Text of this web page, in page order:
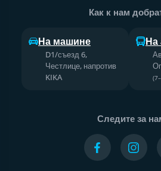
Как к нам
На машине
D1/съезд 6,
Честлице, напротив
KIKA
На
Следите за